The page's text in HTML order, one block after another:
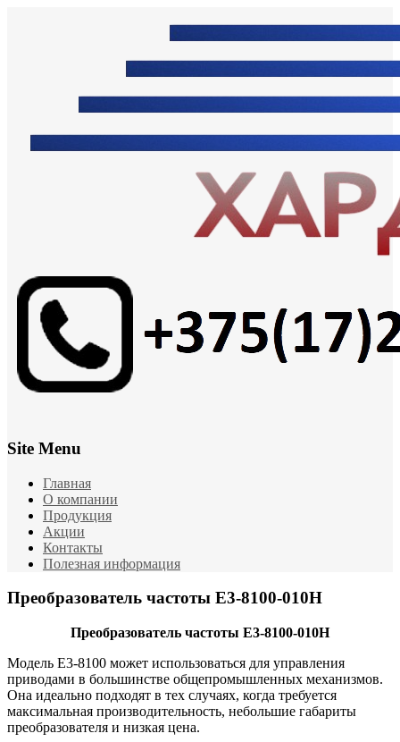
Site Menu
Главная
О компании
Продукция
Акции
Контакты
Полезная информация
Преобразователь частоты E3-8100-010Н
Преобразователь частоты E3-8100-010Н
Модель Е3-8100 может использоваться для управления
приводами в большинстве общепромышленных механизмов.
Она идеально подходят в тех случаях, когда требуется
максимальная производительность, небольшие габариты
преобразователя и низкая цена.